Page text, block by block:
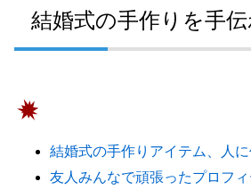
結婚式の手作りを手
結婚式の手作りアイテム、人に
友人みんなで頑張ったプロフ